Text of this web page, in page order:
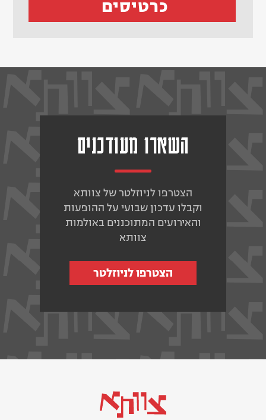
כרטיסים
השארו מעודכנים
הצטרפו לניוזלטר של צוותא
וקבלו עדכון שבועי על ההופעות
והאירועים המתוכננים באולמות
צוותא
הצטרפו לניוזלטר